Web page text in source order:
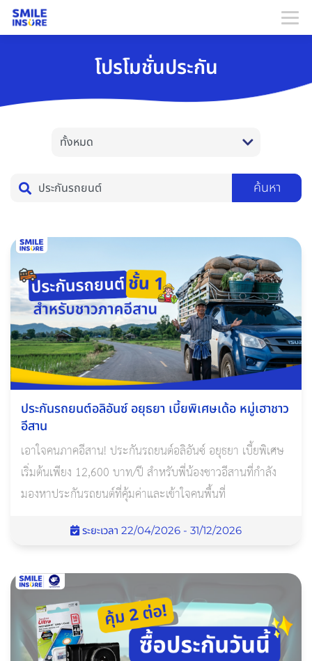
โปรโมชั่นประกัน
ค้นหา
ประกันรถยนต์อลิอันซ์ อยุธยา เบี้ยพิเศษเด้อ หมู่เฮาชาว
อีสาน
เอาใจคนภาคอีสาน! ประกันรถยนต์อลิอันซ์ อยุธยา เบี้ยพิเศษ
เริ่มต้นเพียง 12,600 บาท/ปี สำหรับพี่น้องชาวอีสานที่กำลัง
มองหาประกันรถยนต์ที่คุ้มค่าและเข้าใจคนพื้นที่
ระยะเวลา 22/04/2026 - 31/12/2026